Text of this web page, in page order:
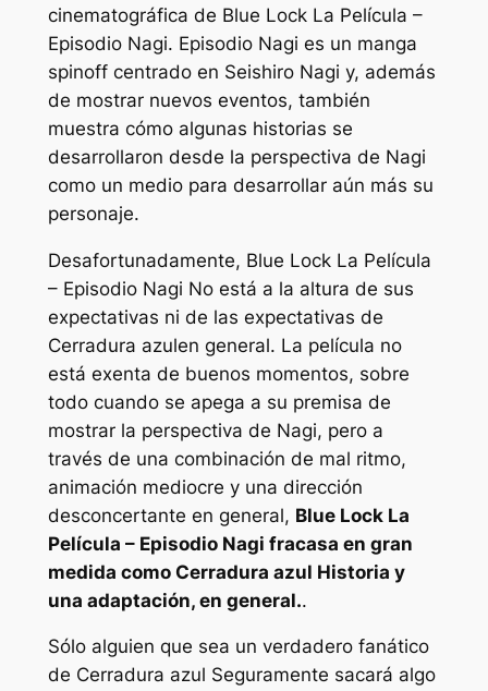
cinematográfica de Blue Lock La Película –
Episodio Nagi. Episodio Nagi es un manga
spinoff centrado en Seishiro Nagi y, además
de mostrar nuevos eventos, también
muestra cómo algunas historias se
desarrollaron desde la perspectiva de Nagi
como un medio para desarrollar aún más su
personaje.
Desafortunadamente, Blue Lock La Película
– Episodio Nagi No está a la altura de sus
expectativas ni de las expectativas de
Cerradura azulen general. La película no
está exenta de buenos momentos, sobre
todo cuando se apega a su premisa de
mostrar la perspectiva de Nagi, pero a
través de una combinación de mal ritmo,
animación mediocre y una dirección
desconcertante en general, Blue Lock La
Película – Episodio Nagi fracasa en gran
medida como Cerradura azul Historia y
una adaptación, en general..
Sólo alguien que sea un verdadero fanático
de Cerradura azul Seguramente sacará algo